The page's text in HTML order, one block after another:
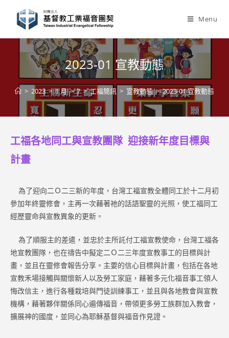
content
Menu
2023-01 宣教動態
> 2023 > 1 月 > 7 > 工福簡訊 > 宣教動態 > 2023-01 宣教動態
工福各地同工與宣教團隊 迎接新年度目標與
計畫
為了迎向二Ｏ二三新的年度，台灣工福宣教全體同工於十二月初
參加年終靈修會，主再一次藉著祂的話語聖靈的光照，使工福同工
經歷靈命與宣教異象的更新。
為了順服主的差遣，並忠於主所託付工福宣教使命，台灣工福各
地宣教團隊，也在禱告中擬定二Ｏ二三年度宣教事工的目標與計
畫，並且在靈修會報告分享。主要的信心目標與計畫，包括在各地
宣教禾場接觸與關懷新人以及勞工家庭，藉著多元化福音事工領人
悔改信主，進行各種栽培與門徒訓練事工，並且與各地教會與宣教
機構，藉著夥伴關係同心遍傳福音，帶領更多勞工族群加入教會，
擴展神的國度，並同心為耶穌基督與福音作見證。